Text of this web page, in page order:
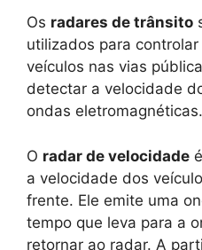
Os radares de trânsito
utilizados para
veículos nas vias
detectar a velocidade
ondas eletromagnéticas.
O radar de velocidade
a velocidade dos
frente. Ele emite uma
tempo que leva para a
retornar ao radar. A